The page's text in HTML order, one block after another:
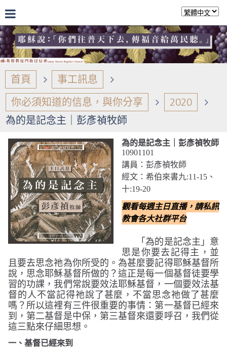
首頁
事工訊息
你必須知道的信息，與你分享
2020
為的是記念主｜彭彥禎牧師
為的是記念主｜彭彥禎牧師
10901101
講員：彭彥禎牧師
經文：希伯來書九:11-15、
十:19-20
觀看每週主日直播，請私訊
教會各大社群平台
「為的是記念主」意
思是你要去記得主，並
且要去思念祂為你所受的。為甚麼要記得耶穌基督所
說，思念耶穌基督所做的？這正是每一個基督徒要學
習的功課，我們常說要效法耶穌基督，一個要效法基
督的人不當記得祂說了甚麼，不當思念祂做了甚麼
嗎？所以這裡有三件很重要的事情：第一基督已經來
到，第二基督是中保，第三基督來還要呼召，我們從
這三點來仔細思想。
一、 基督已經來到